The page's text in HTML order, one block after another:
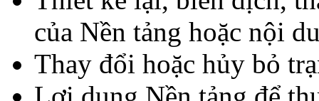
của Nền tảng hoặc nội
Thay đổi hoặc hủy bỏ